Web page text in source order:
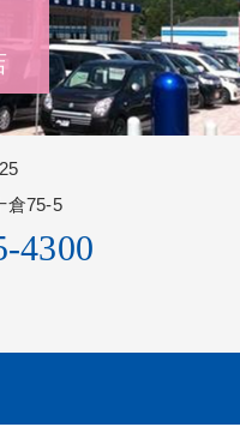
倉75-5
4300